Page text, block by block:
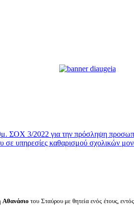
του Σταύρου με θητεία ενός έτους,
3/2022 για την πρόσληψη
σε υπηρεσίες καθαρισμού σχολικών